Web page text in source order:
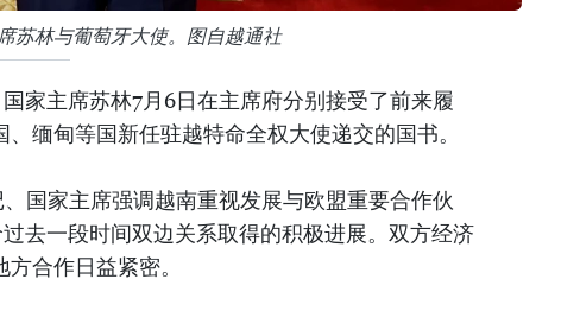
苏林与葡萄牙大使。图自越通社
家主席苏林7月6日在主席府分别接受了前来履
缅甸等国新任驻越特命全权大使递交的国书。
国家主席强调越南重视发展与欧盟重要合作伙
去一段时间双边关系取得的积极进展。双方经济
合作日益紧密。